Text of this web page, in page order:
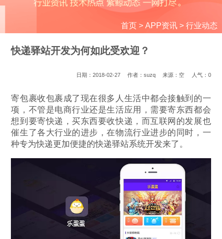
首页> APP资讯> 行业动态
快递驿站开发为何如此受欢迎？
日期：2018-02-27 作者：suzq 来源：空 人气： 0
寄包裹收包裹成了现在很多人生活中都会接触到的一
项，不管是电商行业还是生活应用，需要寄东西都会
想到要寄快递，买东西要收快递，而互联网的发展也
催生了各大行业的进步，在物流行业进步的同时，一
种专为快递更加便捷的快递驿站系统开发来了。